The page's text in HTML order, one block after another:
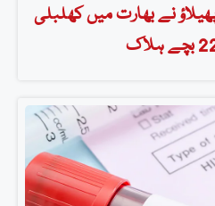
نے بھارت میں کھلبلی